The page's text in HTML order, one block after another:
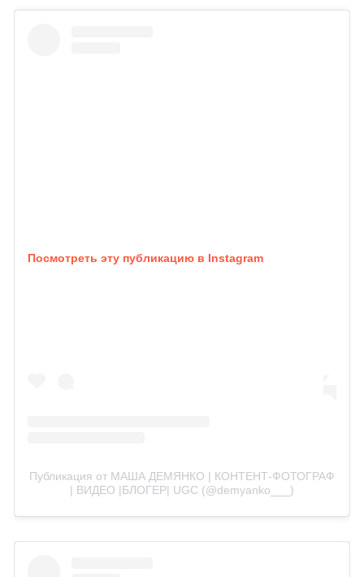
Посмотреть эту публикацию в Instagram
Публикация от МАША ДЕМЯНКО | КОНТЕНТ-ФОТОГРАФ
| ВИДЕО |БЛОГЕР| UGC (@demyanko___)